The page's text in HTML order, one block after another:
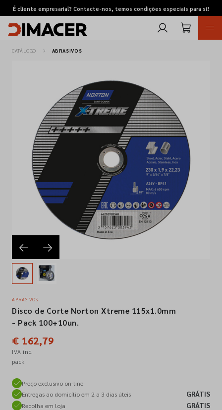
É cliente empresarial? Contacte-nos, temos condições especiais para si!
Retomas
Pedidos de cotação
Marcas
Empresa
Contactos
Siga-nos nas redes sociais
CATÁLOGO ABRASIVOS
ABRASIVOS
Disco de Corte Norton Xtreme 115x1.0mm
- Pack 100+10un.
€ 162,79
IVA inc.
pack
Preço exclusivo on-line
Entregas ao domicílio em 2 a 3 dias úteis
GRÁTIS
Recolha em loja GRÁTIS